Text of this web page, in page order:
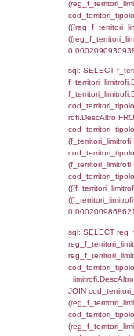
sql:
ON